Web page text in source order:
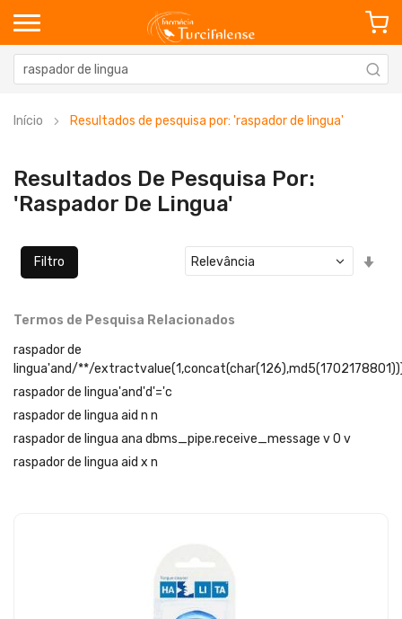
Início Resultados de pesquisa por: 'raspador de lingua'
Resultados De Pesquisa Por:
'raspador De Lingua'
Filtro
Termos de Pesquisa Relacionados
raspador de
lingua'and/**/
raspador de lingua'and'd'='c
raspador de lingua aid n n
raspador de lingua ana dbms_pipe.receive_message v 0 v
raspador de lingua aid x n